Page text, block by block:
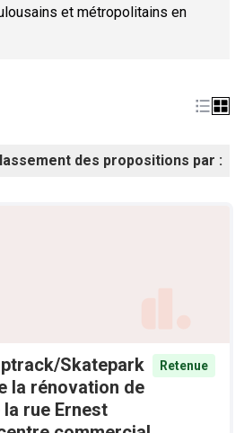
et métropolitains en
des propositions par :
Skatepark
la rénovation de
la rue Ernest
Retenue